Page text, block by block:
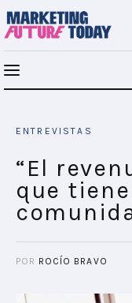
INSIGHTS
ENTREVISTAS
“El
que
POR ROCÍO BRAVO